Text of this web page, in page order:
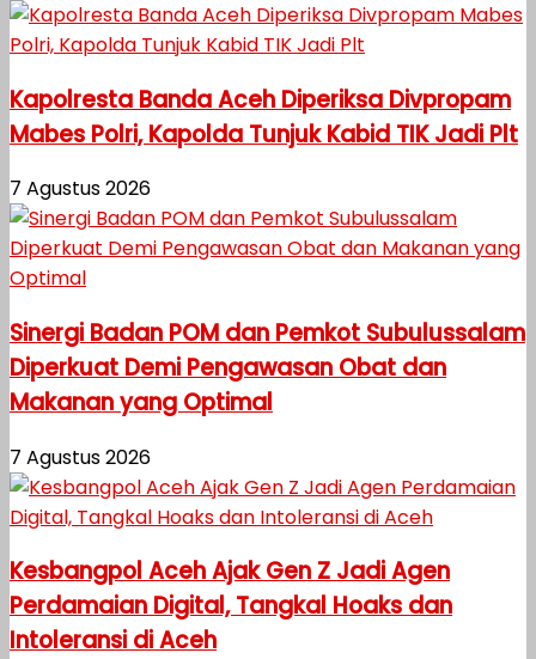
Kapolresta Banda Aceh Diperiksa Divpropam
Mabes Polri, Kapolda Tunjuk Kabid TIK Jadi Plt
7 Agustus 2026
Sinergi Badan POM dan Pemkot Subulussalam
Diperkuat Demi Pengawasan Obat dan
Makanan yang Optimal
7 Agustus 2026
Kesbangpol Aceh Ajak Gen Z Jadi Agen
Perdamaian Digital, Tangkal Hoaks dan
Intoleransi di Aceh